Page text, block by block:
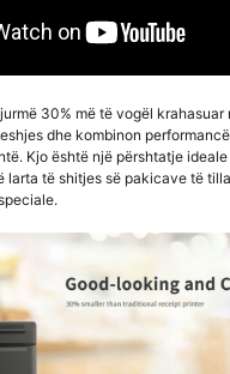
30% më të vogël krahasuar
dhe kombinon
Kjo është një përshtatje
larta të shitjes së pakicave të